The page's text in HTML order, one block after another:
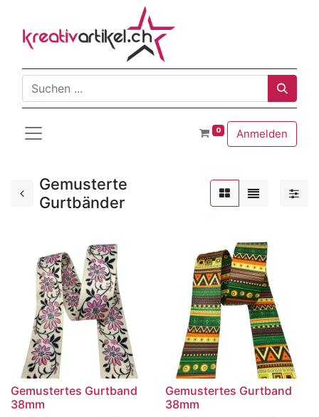
0 Anmelden
Gemusterte
Gurtbänder
Gemustertes Gurtband
38mm
Gemustertes Gurtband
38mm